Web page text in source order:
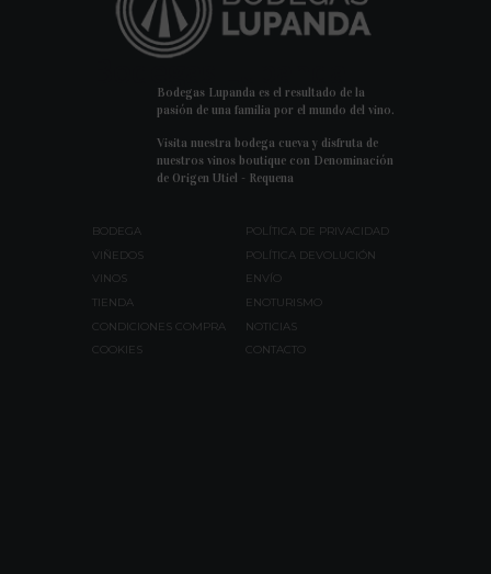
Bodegas Lupanda
Bodegas Lupanda es el resultado de la
pasión de una familia por el mundo del vino.
Visita nuestra bodega cueva y disfruta de
nuestros vinos boutique con Denominación
de Origen Utiel - Requena
BODEGA
POLÍTICA DE PRIVACIDAD
VIÑEDOS
POLÍTICA DEVOLUCIÓN
VINOS
ENVÍO
TIENDA
ENOTURISMO
CONDICIONES COMPRA
NOTICIAS
COOKIES
CONTACTO